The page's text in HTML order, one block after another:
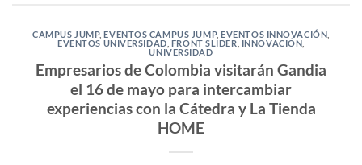
CAMPUS JUMP,EVENTOS CAMPUS JUMP,EVENTOS INNOVACIÓN
EVENTOS UNIVERSIDAD FRONT SLIDER INNOVACIÓN
UNIVERSIDAD
Empresarios de Colombia visitarán Gandia
el 16 de mayo para intercambiar
experiencias con la Cátedra y La Tienda
HOME